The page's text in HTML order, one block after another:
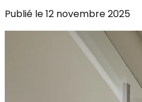
Publié le 12 novembre 2025